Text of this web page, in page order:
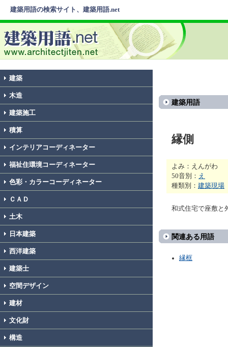
建築用語の検索サイト、建築用語.net
建築
木造
建築施工
積算
インテリアコーディネーター
福祉住環境コーディネーター
色彩・カラーコーディネーター
ＣＡＤ
土木
日本建築
西洋建築
建築士
空間デザイン
建材
文化財
構造
建築用語
縁側
よみ：えんがわ
50音別： え
種類別： 建築現場
和式住宅で座敷と
関連ある用語
縁框